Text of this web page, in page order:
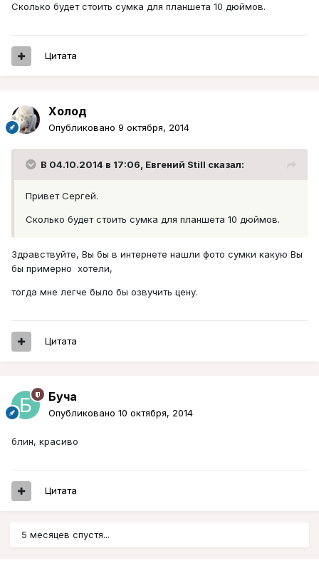
Сколько будет стоить сумка для планшета 10 дюймов.
Цитата
Холод
Опубликовано 9 октября, 2014
В 04.10.2014 в 17:06, Евгений Still сказал:
Привет Сергей.
Сколько будет стоить сумка для планшета 10 дюймов.
Здравствуйте, Вы бы в интернете нашли фото сумки какую Вы
бы примерно хотели,
тогда мне легче было бы озвучить цену.
Цитата
Буча
Опубликовано 10 октября, 2014
блин, красиво
Цитата
5 месяцев спустя...